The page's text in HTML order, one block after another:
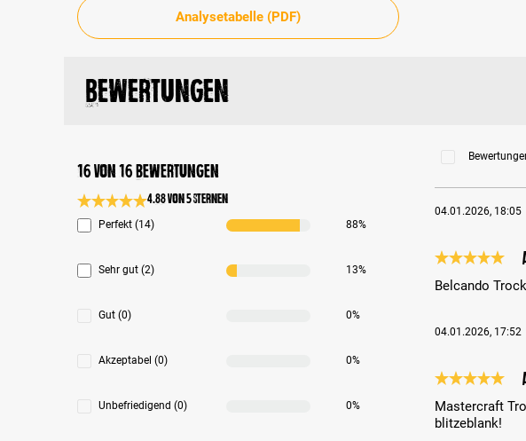
Analysetabelle (PDF)
Bewertungen
16 von 16 Bewertungen
Durchschnittliche Bewertung 4.8 von 5 Sternen
4.88 von 5 Sternen
Perfekt (14) 88%
Sehr gut (2) 13%
Gut (0) 0%
Akzeptabel (0) 0%
Unbefriedigend (0) 0%
04.01.2026, 18:05
Belcando
04.01.2026, 17:52
Mastercraft
blitzeblank!